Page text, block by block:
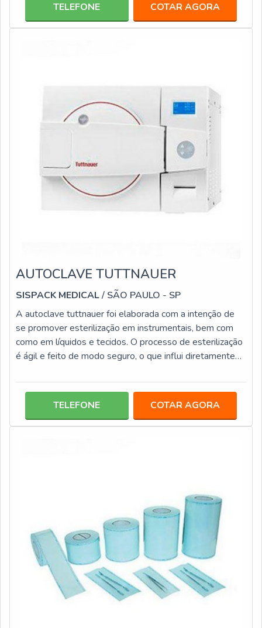
pesado, as embalagens sms podem acondicionar uma
série de itens, com roupas cirúrgicas, instrumentos,
TELEFONE COTAR AGORA
AUTOCLAVE TUTTNAUER
SISPACK MEDICAL/ SÃO PAULO - SP
A autoclave tuttnauer foi elaborada com a intenção de
se promover esterilização em instrumentais, bem com
como em líquidos e tecidos. O processo de esterilização
é ágil e feito de modo seguro, o que influi diretamente
precisão de um encanamento especial ou mesmo uma
instalada.INFORMAÇÕES RELEVANTES ACERCA DA
AUTOCLAVE Conta com uma função de escape rápido, o
TELEFONE COTAR AGORA